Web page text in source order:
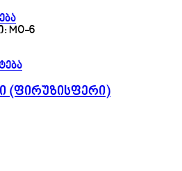
MO-6
(ფირუზისფერი)